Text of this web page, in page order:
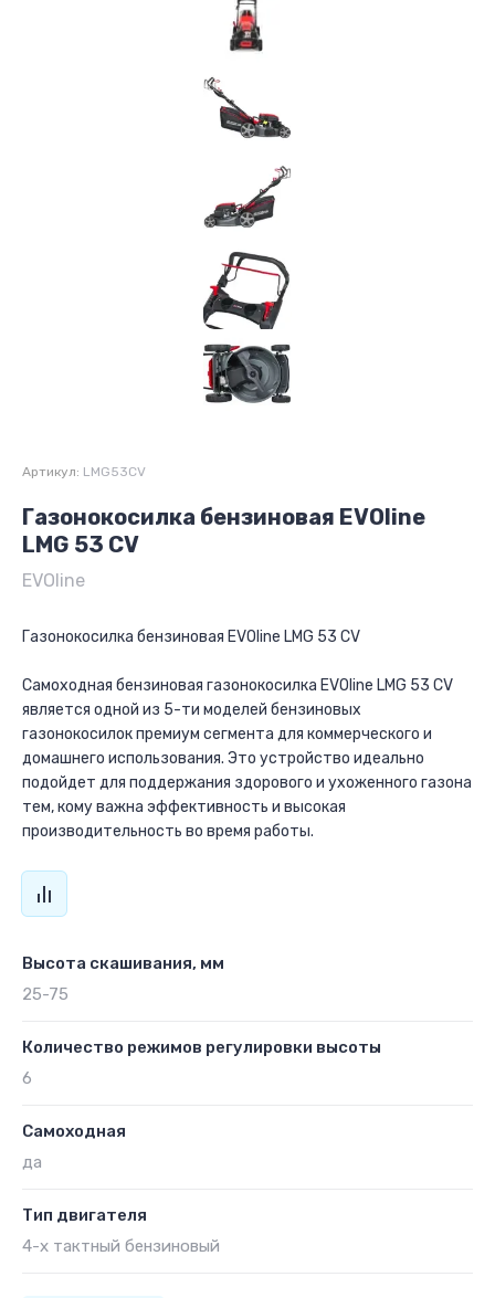
Артикул: LMG53CV
Газонокосилка бензиновая EVOline
LMG 53 CV
EVOline
Газонокосилка бензиновая EVOline LMG 53 CV
Самоходная бензиновая газонокосилка EVOline LMG 53 CV
является одной из 5-ти моделей бензиновых
газонокосилок премиум сегмента для коммерческого и
домашнего использования. Это устройство идеально
подойдет для поддержания здорового и ухоженного газона
тем, кому важна эффективность и высокая
производительность во время работы.
Высота скашивания, мм
25-75
Количество режимов регулировки высоты
6
Самоходная
да
Тип двигателя
4-х тактный бензиновый